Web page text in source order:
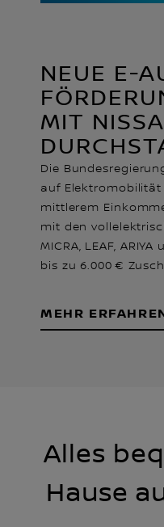
NEUE E-
MIT
Die
auf
mittlerem
mit den
MICRA, LEAF,
bis zu 6.000 €
MEHR
Alles
Hause